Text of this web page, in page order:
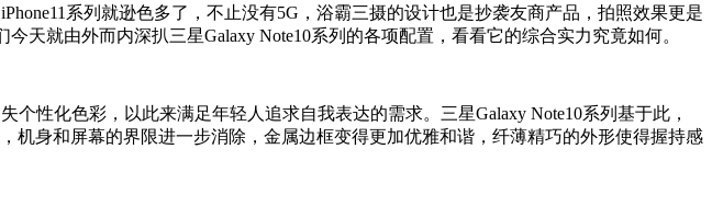
系列就逊色多了，不止没有5G，浴霸三摄的设计也是抄袭友商产品，拍照效果更是
天就由外而内深扒三星Galaxy Note10系列的各项配置，看看它的综合实力究竟如何。
性化色彩，以此来满足年轻人追求自我表达的需求。三星Galaxy Note10系列基于此，
身和屏幕的界限进一步消除，金属边框变得更加优雅和谐，纤薄精巧的外形使得握持感